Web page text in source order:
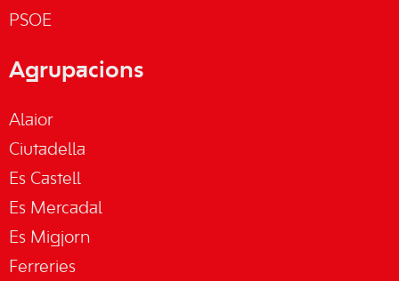
PSOE
Agrupacions
Alaior
Ciutadella
Es Castell
Es Mercadal
Es Migjorn
Ferreries